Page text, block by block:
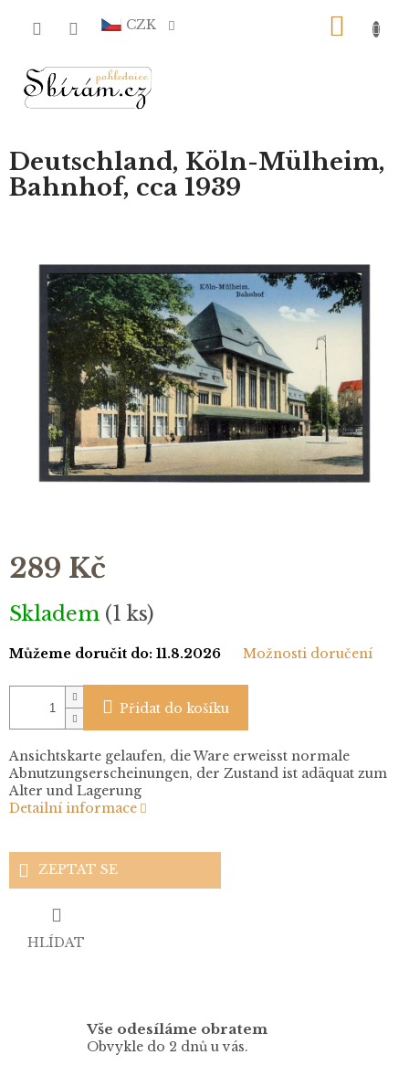
CZK
Deutschland, Köln-Mülheim,
Bahnhof, cca 1939
289 Kč
Měrná
cena:
Skladem (1 ks)
Můžeme doručit do: 11.8.2026 Možnosti doručení
Přidat do košíku
Ansichtskarte gelaufen, die Ware erweisst normale
Abnutzungserscheinungen, der Zustand ist adäquat zum
Alter und Lagerung
Detailní informace
ZEPTAT SE
HLÍDAT
Vše odesíláme obratem
Obvykle do 2 dnů u vás.